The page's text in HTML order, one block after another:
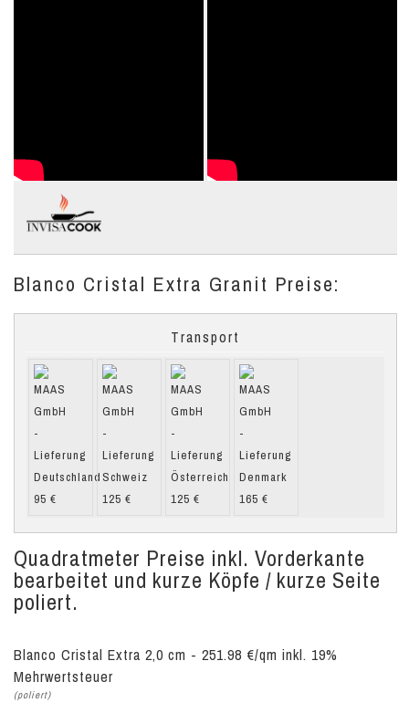
Blanco Cristal Extra Granit Preise:
Transport
Quadratmeter Preise inkl. Vorderkante
bearbeitet und kurze Köpfe / kurze Seite
poliert.
Blanco Cristal Extra 2,0 cm - 251.98 €/qm inkl. 19%
Mehrwertsteuer
(poliert)